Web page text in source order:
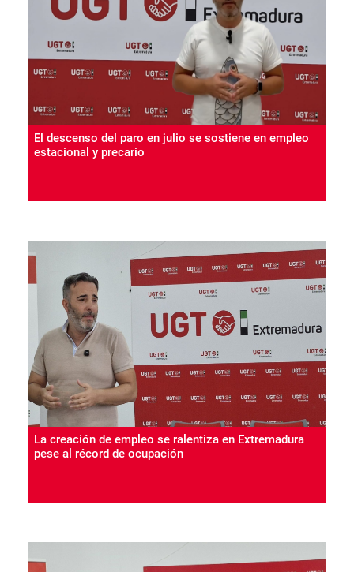
El descenso del paro en julio se sostiene en empleo
estacional y precario
04 Ago 2026
UGT Extremadura denuncia el repunte del desempleo
en la construcción y pide a la Inspección que
investigue los despidos ligados a las vacaciones
La creación de empleo se ralentiza en Extremadura
pese al récord de ocupación